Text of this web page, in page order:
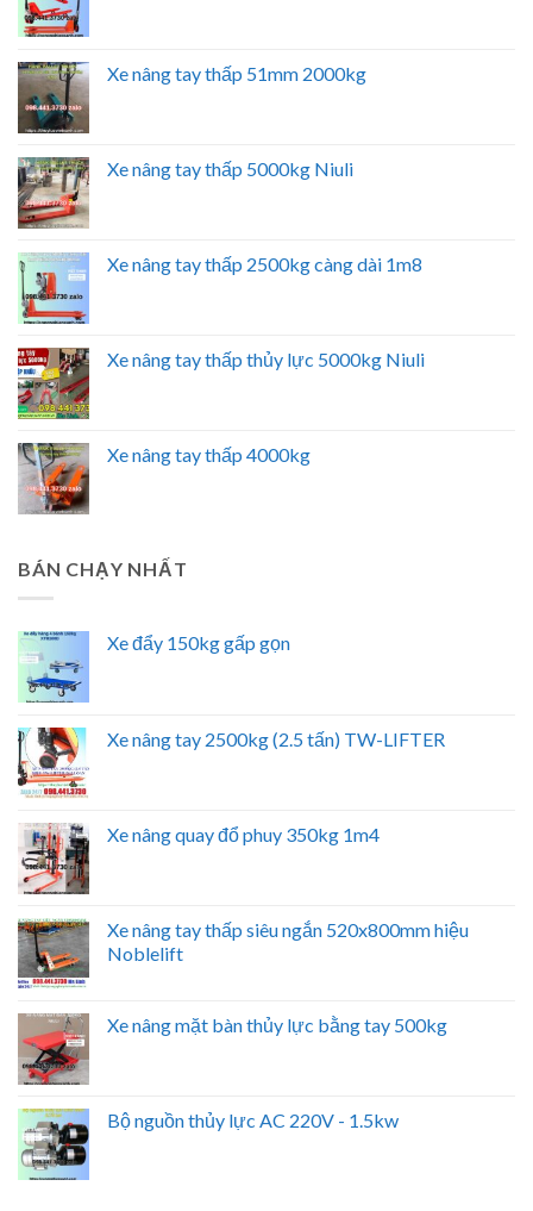
Xe nâng tay thấp 51mm 2000kg
Xe nâng tay thấp 5000kg Niuli
Xe nâng tay thấp 2500kg càng dài 1m8
Xe nâng tay thấp thủy lực 5000kg Niuli
Xe nâng tay thấp 4000kg
BÁN CHẠY NHẤT
Xe đẩy 150kg gấp gọn
Xe nâng tay 2500kg (2.5 tấn) TW-LIFTER
Xe nâng quay đổ phuy 350kg 1m4
Xe nâng tay thấp siêu ngắn 520x800mm hiệu
Noblelift
Xe nâng mặt bàn thủy lực bằng tay 500kg
Bộ nguồn thủy lực AC 220V - 1.5kw